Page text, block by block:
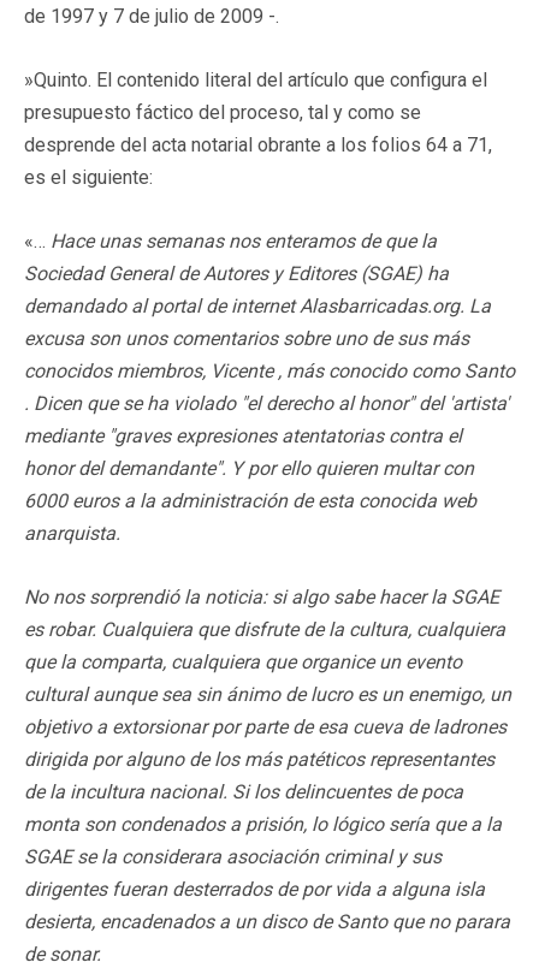
de 1997 y 7 de julio de 2009 -.
»Quinto. El contenido literal del artículo que configura el
presupuesto fáctico del proceso, tal y como se
desprende del acta notarial obrante a los folios 64 a 71,
es el siguiente:
«… Hace unas semanas nos enteramos de que la
Sociedad General de Autores y Editores (SGAE) ha
demandado al portal de internet Alasbarricadas.org. La
excusa son unos comentarios sobre uno de sus más
conocidos miembros, Vicente , más conocido como Santo
. Dicen que se ha violado "el derecho al honor" del 'artista'
mediante "graves expresiones atentatorias contra el
honor del demandante". Y por ello quieren multar con
6000 euros a la administración de esta conocida web
anarquista.
No nos sorprendió la noticia: si algo sabe hacer la SGAE
es robar. Cualquiera que disfrute de la cultura, cualquiera
que la comparta, cualquiera que organice un evento
cultural aunque sea sin ánimo de lucro es un enemigo, un
objetivo a extorsionar por parte de esa cueva de ladrones
dirigida por alguno de los más patéticos representantes
de la incultura nacional. Si los delincuentes de poca
monta son condenados a prisión, lo lógico sería que a la
SGAE se la considerara asociación criminal y sus
dirigentes fueran desterrados de por vida a alguna isla
desierta, encadenados a un disco de Santo que no parara
de sonar.